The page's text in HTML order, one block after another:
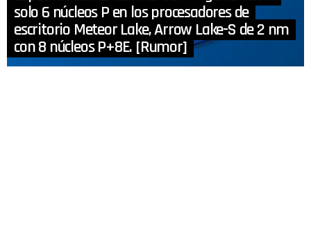
solo 6 núcleos P en los procesadores de
escritorio Meteor Lake, Arrow Lake-S de 2 nm
con 8 núcleos P+8E. [Rumor]